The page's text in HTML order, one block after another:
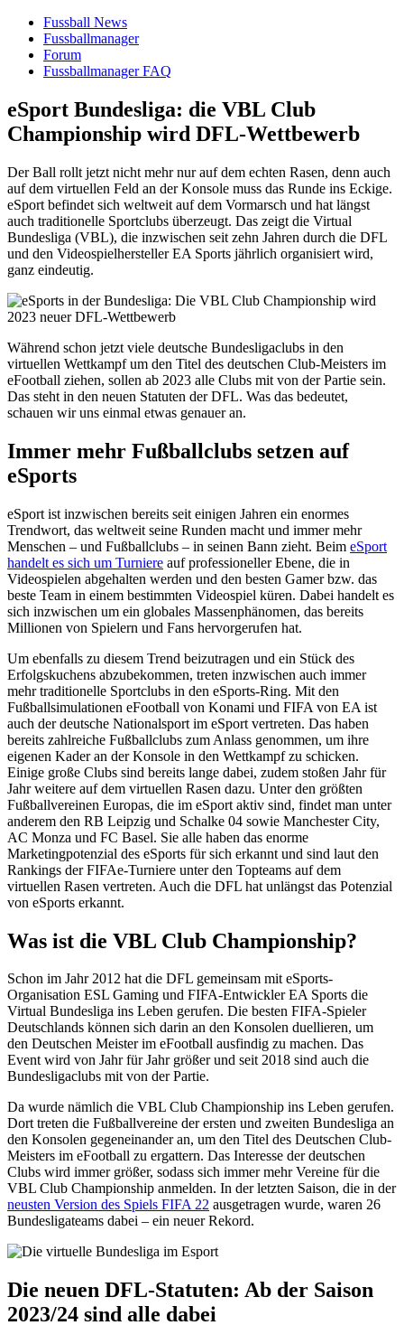
Fussball News
Fussballmanager
Forum
Fussballmanager FAQ
eSport Bundesliga: die VBL Club
Championship wird DFL-Wettbewerb
Der Ball rollt jetzt nicht mehr nur auf dem echten Rasen, denn auch
auf dem virtuellen Feld an der Konsole muss das Runde ins Eckige.
eSport befindet sich weltweit auf dem Vormarsch und hat längst
auch traditionelle Sportclubs überzeugt. Das zeigt die Virtual
Bundesliga (VBL), die inzwischen seit zehn Jahren durch die DFL
und den Videospielhersteller EA Sports jährlich organisiert wird,
ganz eindeutig.
Während schon jetzt viele deutsche Bundesligaclubs in den
virtuellen Wettkampf um den Titel des deutschen Club-Meisters im
eFootball ziehen, sollen ab 2023 alle Clubs mit von der Partie sein.
Das steht in den neuen Statuten der DFL. Was das bedeutet,
schauen wir uns einmal etwas genauer an.
Immer mehr Fußballclubs setzen auf
eSports
eSport ist inzwischen bereits seit einigen Jahren ein enormes
Trendwort, das weltweit seine Runden macht und immer mehr
Menschen – und Fußballclubs – in seinen Bann zieht. Beim eSport
handelt es sich um Turniere auf professioneller Ebene, die in
Videospielen abgehalten werden und den besten Gamer bzw. das
beste Team in einem bestimmten Videospiel küren. Dabei handelt es
sich inzwischen um ein globales Massenphänomen, das bereits
Millionen von Spielern und Fans hervorgerufen hat.
Um ebenfalls zu diesem Trend beizutragen und ein Stück des
Erfolgskuchens abzubekommen, treten inzwischen auch immer
mehr traditionelle Sportclubs in den eSports-Ring. Mit den
Fußballsimulationen eFootball von Konami und FIFA von EA ist
auch der deutsche Nationalsport im eSport vertreten. Das haben
bereits zahlreiche Fußballclubs zum Anlass genommen, um ihre
eigenen Kader an der Konsole in den Wettkampf zu schicken.
Einige große Clubs sind bereits lange dabei, zudem stoßen Jahr für
Jahr weitere auf dem virtuellen Rasen dazu. Unter den größten
Fußballvereinen Europas, die im eSport aktiv sind, findet man unter
anderem den RB Leipzig und Schalke 04 sowie Manchester City,
AC Monza und FC Basel. Sie alle haben das enorme
Marketingpotenzial des eSports für sich erkannt und sind laut den
Rankings der FIFAe-Turniere unter den Topteams auf dem
virtuellen Rasen vertreten. Auch die DFL hat unlängst das Potenzial
von eSports erkannt.
Was ist die VBL Club Championship?
Schon im Jahr 2012 hat die DFL gemeinsam mit eSports-
Organisation ESL Gaming und FIFA-Entwickler EA Sports die
Virtual Bundesliga ins Leben gerufen. Die besten FIFA-Spieler
Deutschlands können sich darin an den Konsolen duellieren, um
den Deutschen Meister im eFootball ausfindig zu machen. Das
Event wird von Jahr für Jahr größer und seit 2018 sind auch die
Bundesligaclubs mit von der Partie.
Da wurde nämlich die VBL Club Championship ins Leben gerufen.
Dort treten die Fußballvereine der ersten und zweiten Bundesliga an
den Konsolen gegeneinander an, um den Titel des Deutschen Club-
Meisters im eFootball zu ergattern. Das Interesse der deutschen
Clubs wird immer größer, sodass sich immer mehr Vereine für die
VBL Club Championship anmelden. In der letzten Saison, die in der
neusten Version des Spiels FIFA 22 ausgetragen wurde, waren 26
Bundesligateams dabei – ein neuer Rekord.
Die neuen DFL-Statuten: Ab der Saison
2023/24 sind alle dabei